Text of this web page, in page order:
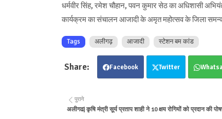
धर्मवीर सिंह, रमेश चौहान, पवन कुमार सेठ का अधिशासी
कार्यक्रम का संचालन आजादी के अमृत महोत्सव के जिला
Tags अलीगढ़ आजादी स्टेशन बम कांड
Facebook Twitter
पुराने
अलीगढ| कृषि मंत्री सूर्य प्रताप शाही ने 10 क्षय रोगियों को प्रदान की